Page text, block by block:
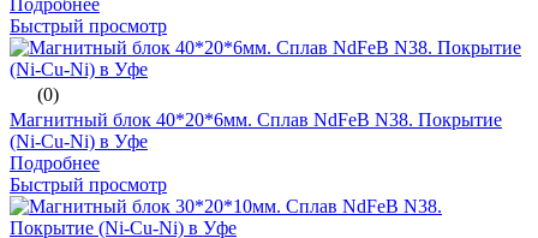
Быстрый просмотр
(0)
Магнитный блок 40*20*6мм. Сплав NdFeB N38. Покрытие
(Ni-Cu-Ni) в Уфе
Подробнее
Быстрый просмотр